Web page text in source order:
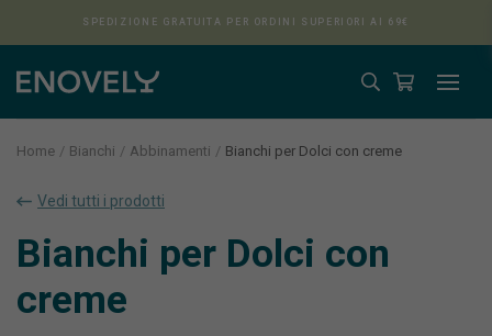
Aura
SPEDIZIONE GRATUITA PER ORDINI SUPERIORI AI 69€
Home Bianchi Abbinamenti Bianchi per Dolci con creme
Vedi tutti i prodotti
Bianchi per Dolci con
creme